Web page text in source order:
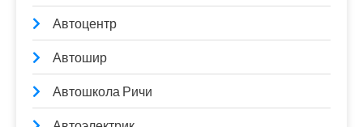
Автоцентр
Автошир
Автошкола Ричи